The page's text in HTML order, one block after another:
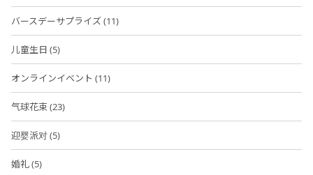
バースデーサプライズ (11)
儿童生日 (5)
オンラインイベント (11)
气球花束 (23)
迎婴派对 (5)
婚礼 (5)